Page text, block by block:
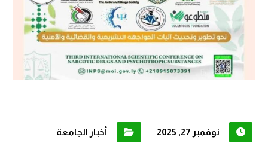
نوفمبر 27, 2025 أخبار الجامعة